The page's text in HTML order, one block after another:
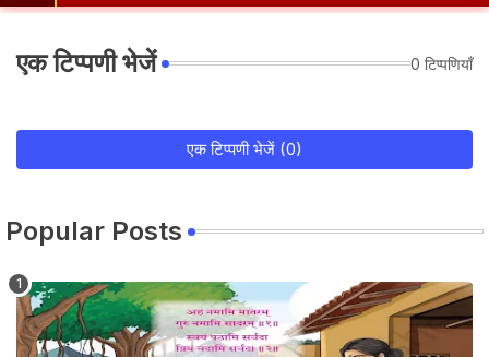
एक टिप्पणी भेजें 0 टिप्पणियाँ
एक टिप्पणी भेजें (0)
Popular Posts